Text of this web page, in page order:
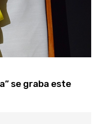
se graba este